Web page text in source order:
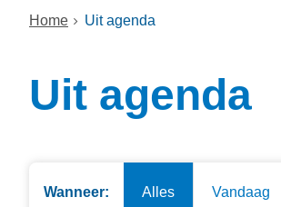
Home Uit agenda
Uit agenda
Wanneer: Alles Vandaag